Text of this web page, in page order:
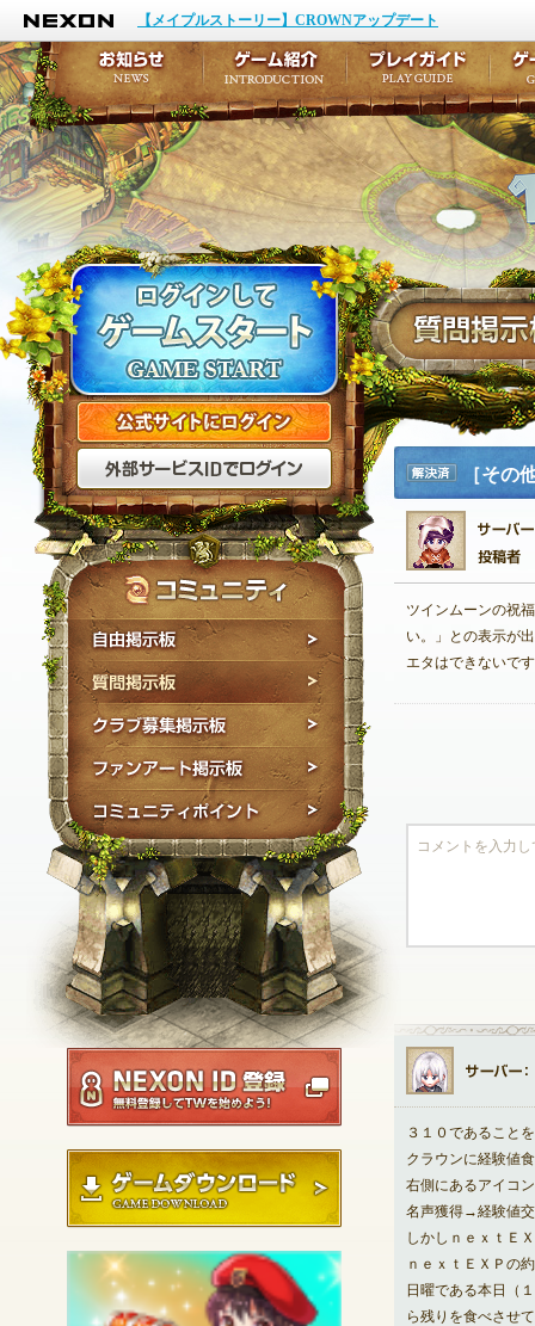
NEXON
【メイプルストーリー】CROWNアップデート
公式サイトにログイン
自由掲示板
質問掲示板
NEXON ID登録
ゲームダウンロード
解決済
み
［その
ツインムーンの祝
い。」との表示が
エタはできないで
３１０であること
クラウンに経験値
右側にあるアイコ
名声獲得→経験値
しかしｎｅｘｔＥ
ｎｅｘｔＥＸＰの
日曜である本日（
ら残りを食べさせ
お知らせ
イベント
アップデート
メンテナンス
ゲーム紹介
キャラクター作成
テイルズ初級者講座
ここだけは知ってお